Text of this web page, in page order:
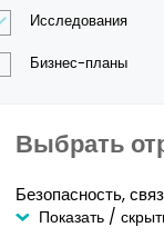
Исследования
Бизнес-планы
Выбрать
Безопасность,
Показать /